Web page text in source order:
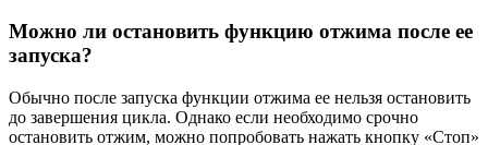
Можно ли остановить функцию отжима после ее
запуска?
Обычно после запуска функции отжима ее нельзя остановить
до завершения цикла. Однако если необходимо срочно
остановить отжим, можно попробовать нажать кнопку «Стоп»